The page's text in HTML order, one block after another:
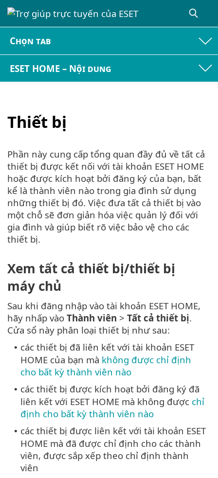
Chọn tab
ESET HOME – Nội dung
Thiết bị
Phần này cung cấp tổng quan đầy đủ về tất cả
thiết bị được kết nối với tài khoản ESET HOME
hoặc được kích hoạt bởi đăng ký của bạn, bất
kể là thành viên nào trong gia đình sử dụng
những thiết bị đó. Việc đưa tất cả thiết bị vào
một chỗ sẽ đơn giản hóa việc quản lý đối với
gia đình và giúp biết rõ việc bảo vệ cho các
thiết bị.
Xem tất cả thiết bị/thiết bị
máy chủ
Sau khi đăng nhập vào tài khoản ESET HOME,
hãy nhấp vào Thành viên > Tất cả thiết bị.
Cửa sổ này phân loại thiết bị như sau:
• các thiết bị đã liên kết với tài khoản ESET
HOME của bạn mà không được chỉ định
cho bất kỳ thành viên nào
• các thiết bị được kích hoạt bởi đăng ký đã
liên kết với ESET HOME mà không được chỉ
định cho bất kỳ thành viên nào
• các thiết bị được liên kết với tài khoản ESET
HOME mà đã được chỉ định cho các thành
viên, được sắp xếp theo chỉ định thành
viên